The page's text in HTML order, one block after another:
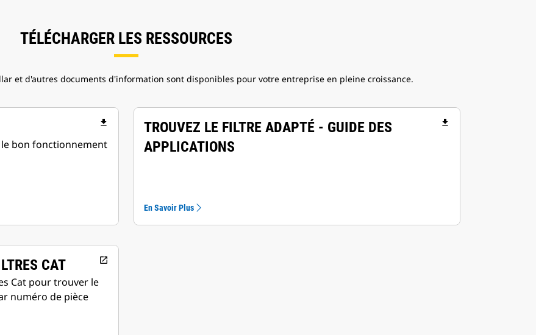
TÉLÉCHARGER LES RESSOURCES
et d'autres documents d'information sont disponibles pour votre entreprise en pleine croissance.
file_download
bon fonctionnement
TROUVEZ LE FILTRE ADAPTÉ - GUIDE DES
APPLICATIONS
file_download
En Savoir Plus
CAT open_in_new
Cat pour trouver le
numéro de pièce